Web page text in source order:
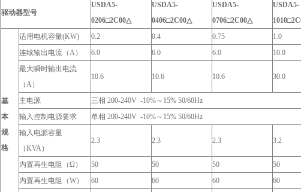
驱动器型号
USDA5-
0206□2C00△
USDA5-
0406□2C00△
USDA5-
0706□2C00△
USDA5-
1010
基
本
规
格
适用电机容量(KW) 0.2 0.4 0.75 1.0
连续输出电流（A）
6.0 6.0 6.0 10.0
最大瞬时输出电流
（A）
10.6 10.6 10.6 30.0
主电源
三相 200-240V -10%～15% 50/60Hz
输入控制电源要求
单相 200-240V -10%～15% 50/60Hz
输入电源容量
（KVA）
2.3 2.3 2.3 3.2
内置再生电阻（Ω） 50 50 50 50
内置再生电阻（W）
60 60 60 60